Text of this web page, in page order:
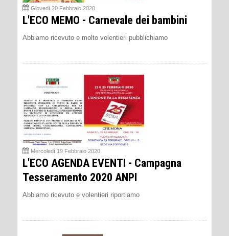
Giovedì 20 Febbraio 2020
L'ECO MEMO - Carnevale dei bambini
Abbiamo ricevuto e molto volentieri pubblichiamo
Mercoledì 19 Febbraio 2020
L'ECO AGENDA EVENTI - Campagna
Tesseramento 2020 ANPI
Abbiamo ricevuto e volentieri riportiamo